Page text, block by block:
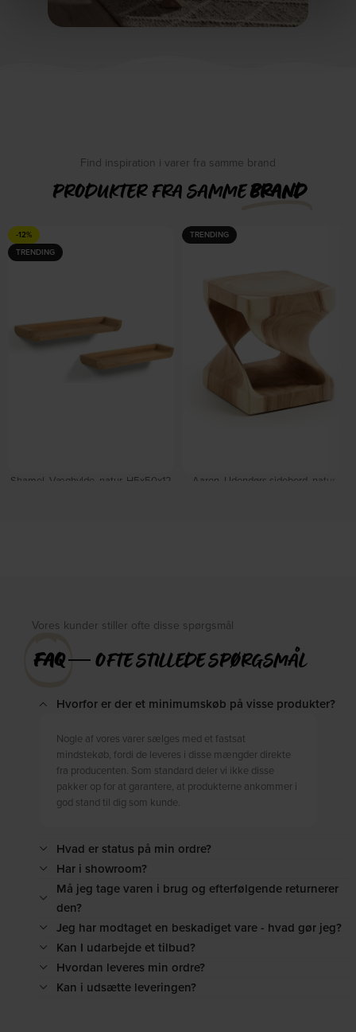
Find inspiration i varer fra samme brand
PRODUKTER FRA SAMMEBRAND
-12%
TRENDING
Shamel, Væghylde, natur, H5x50x12
TRENDING
Aaron, Udendørs sidebord, natur,
Vores kunder stiller ofte disse spørgsmål
FAQ― OFTE STILLEDE SPØRGSMÅL
Hvorfor er der et minimumskøb på visse produkter?
Nogle af vores varer sælges med et fastsat
mindstekøb, fordi de leveres i disse mængder direkte
fra producenten. Som standard deler vi ikke disse
pakker op for at garantere, at produkterne ankommer i
god stand til dig som kunde.
Hvad er status på min ordre?
Har i showroom?
Må jeg tage varen i brug og efterfølgende returnerer
den?
Jeg har modtaget en beskadiget vare - hvad gør jeg?
Kan I udarbejde et tilbud?
Hvordan leveres min ordre?
Kan i udsætte leveringen?